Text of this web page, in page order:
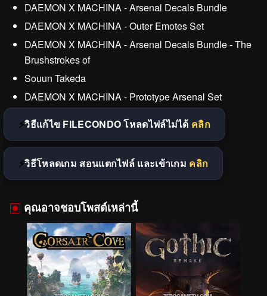
DAEMON X MACHINA - Arsenal Decals Bundle
DAEMON X MACHINA - Outer Emotes Set
DAEMON X MACHINA - Arsenal Decals Bundle - The
Brushstrokes of
Souun Takeda
DAEMON X MACHINA - Prototype Arsenal Set
วิธีแก้ไข FILECONDO โหลดไฟล์ไม่ได้ คลิก
วิธีโหลดเกม สอนแตกไฟล์ และเข้าเกม คลิก
คุณอาจชอบโพสต์เหล่านี้